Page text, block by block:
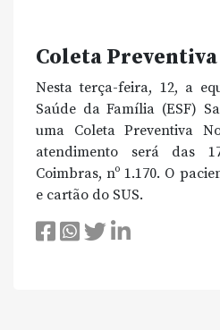
Coleta
Nesta terça-feira, 12, a
Saúde da Família (ESF)
uma Coleta Preventiva
atendimento será das
Coimbras, nº 1.170. O
e cartão do SUS.